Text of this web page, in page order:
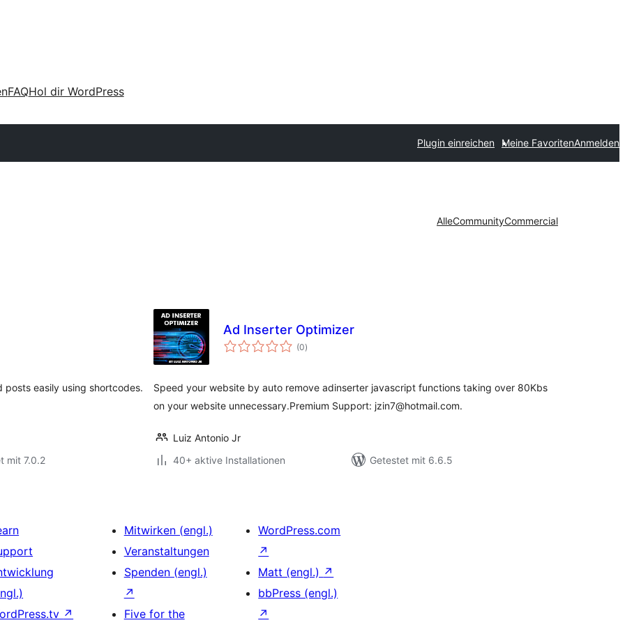
FAQHol dir WordPress
Plugin einreichen Meine FavoritenAnmelden
AlleCommunityCommercial
easily using shortcodes.
mit 7.0.2
Ad Inserter Optimizer
(0Bewertungen
insgesamt
)
Speed your website by auto remove adinserter javascript functions taking over 80Kbs
on your website unnecessary.Premium Support: jzin7@hotmail.com.
Luiz Antonio Jr
40+ aktive Installationen
Getestet mit 6.6.5
↗
Mitwirken (engl.)
Veranstaltungen
Spenden (engl.)
↗
Five for the
WordPress.com
↗
Matt (engl.) ↗
bbPress (engl.)
↗